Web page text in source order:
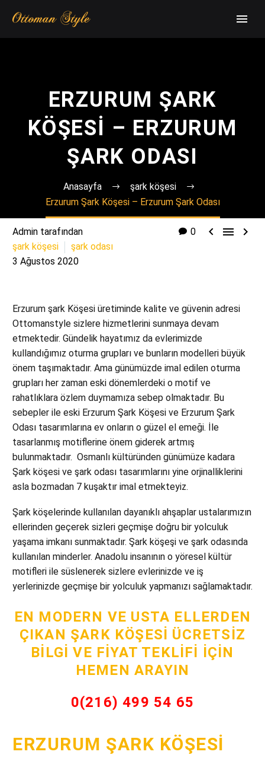
ERZURUM ŞARK
KÖŞESI – ERZURUM
ŞARK ODASI
Anasayfa
şark köşesi
Erzurum Şark Köşesi – Erzurum Şark Odası
0   
Admin tarafından
şark köşesi
şark odası
3 Ağustos 2020
Erzurum şark Köşesi üretiminde kalite ve güvenin adresi
Ottomanstyle sizlere hizmetlerini sunmaya devam
etmektedir. Gündelik hayatımız da evlerimizde
kullandığımız oturma grupları ve bunların modelleri büyük
önem taşımaktadır. Ama günümüzde imal edilen oturma
grupları her zaman eski dönemlerdeki o motif ve
rahatlıklara özlem duymamıza sebep olmaktadır. Bu
sebepler ile eski Erzurum Şark Köşesi ve Erzurum Şark
Odası tasarımlarına ev onların o güzel el emeği. İle
tasarlanmış motiflerine önem giderek artmış
bulunmaktadır. Osmanlı kültüründen günümüze kadara
Şark köşesi ve şark odası tasarımlarını yine orjinalliklerini
asla bozmadan 7 kuşaktır imal etmekteyiz.
Şark köşelerinde kullanılan dayanıklı ahşaplar ustalarımızın
ellerinden geçerek sizleri geçmişe doğru bir yolculuk
yaşama imkanı sunmaktadır. Şark köşeşi ve şark odasında
kullanılan minderler. Anadolu insanının o yöresel kültür
motifleri ile süslenerek sizlere evlerinizde ve iş
yerlerinizde geçmişe bir yolculuk yapmanızı sağlamaktadır.
EN MODERN VE USTA ELLERDEN
ÇIKAN ŞARK KÖŞESI ÜCRETSIZ
BILGI VE FIYAT TEKLIFI İÇIN
HEMEN ARAYIN
0(216) 499 54 65
ERZURUM ŞARK KÖŞESI